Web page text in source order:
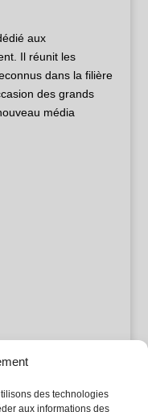
des technologies
aux informations des
aux
Il réunit les
dans la filière
des grands
média